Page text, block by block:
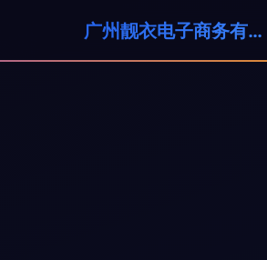
广州靓衣电子商务有限公司